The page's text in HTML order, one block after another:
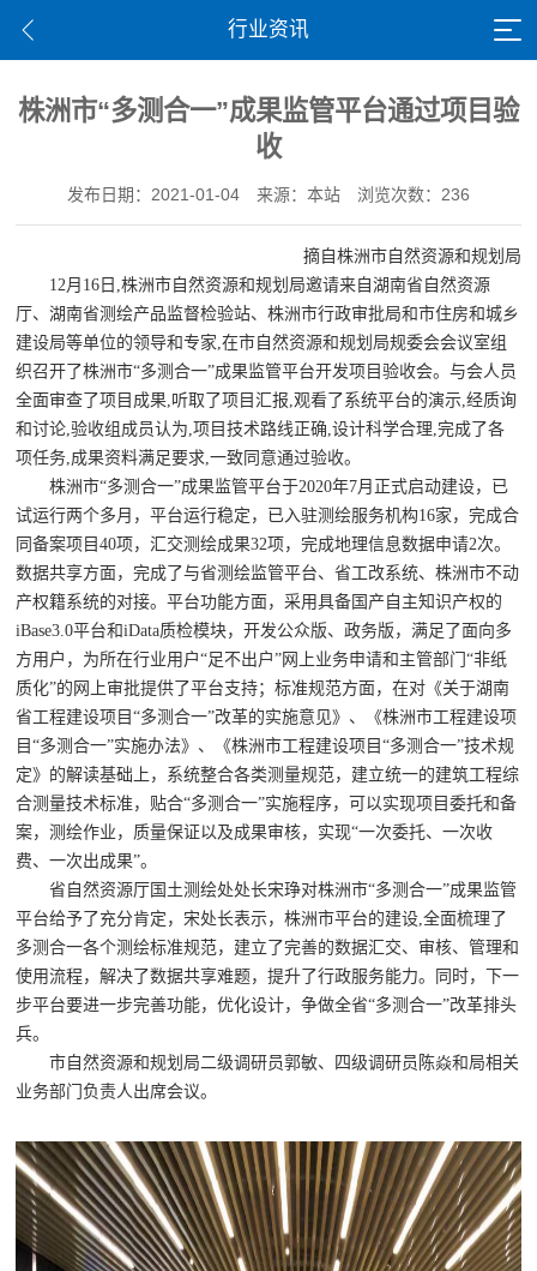
行业资讯
株洲市“多测合一”成果监管平台通过项目验
收
发布日期：2021-01-04 来源：本站 浏览次数：236
摘自株洲市自然资源和规划局
12月16日,株洲市自然资源和规划局邀请来自湖南省自然资源
厅、湖南省测绘产品监督检验站、株洲市行政审批局和市住房和城乡
建设局等单位的领导和专家,在市自然资源和规划局规委会会议室组
织召开了株洲市“多测合一”成果监管平台开发项目验收会。与会人员
全面审查了项目成果,听取了项目汇报,观看了系统平台的演示,经质询
和讨论,验收组成员认为,项目技术路线正确,设计科学合理,完成了各
项任务,成果资料满足要求,一致同意通过验收。
株洲市“多测合一”成果监管平台于2020年7月正式启动建设，已
试运行两个多月，平台运行稳定，已入驻测绘服务机构16家，完成合
同备案项目40项，汇交测绘成果32项，完成地理信息数据申请2次。
数据共享方面，完成了与省测绘监管平台、省工改系统、株洲市不动
产权籍系统的对接。平台功能方面，采用具备国产自主知识产权的
iBase3.0平台和iData质检模块，开发公众版、政务版，满足了面向多
方用户，为所在行业用户“足不出户”网上业务申请和主管部门“非纸
质化”的网上审批提供了平台支持；标准规范方面，在对《关于湖南
省工程建设项目“多测合一”改革的实施意见》、《株洲市工程建设项
目“多测合一”实施办法》、《株洲市工程建设项目“多测合一”技术规
定》的解读基础上，系统整合各类测量规范，建立统一的建筑工程综
合测量技术标准，贴合“多测合一”实施程序，可以实现项目委托和备
案，测绘作业，质量保证以及成果审核，实现“一次委托、一次收
费、一次出成果”。
省自然资源厅国土测绘处处长宋琤对株洲市“多测合一”成果监管
平台给予了充分肯定，宋处长表示，株洲市平台的建设,全面梳理了
多测合一各个测绘标准规范，建立了完善的数据汇交、审核、管理和
使用流程，解决了数据共享难题，提升了行政服务能力。同时，下一
步平台要进一步完善功能，优化设计，争做全省“多测合一”改革排头
兵。
市自然资源和规划局二级调研员郭敏、四级调研员陈焱和局相关
业务部门负责人出席会议。